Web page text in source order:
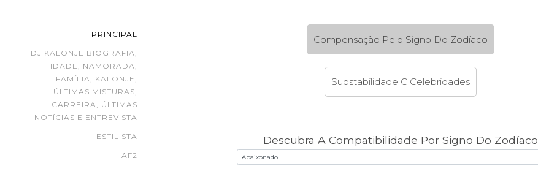
PRINCIPAL
DJ KALONJE BIOGRAFIA,
IDADE, NAMORADA,
FAMÍLIA, KALONJE,
ÚLTIMAS MISTURAS,
CARREIRA, ÚLTIMAS
NOTÍCIAS E ENTREVISTA
ESTILISTA
AF2
Compensação Pelo Signo Do Zodíaco
Substabilidade C Celebridades
Descubra A Compatibilidade Por Signo Do Zodíaco